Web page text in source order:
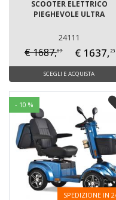
SCOOTER ELETTRICO
PIEGHEVOLE ULTRA
24111
€ 1687,87 € 1637,23
SCEGLI E ACQUISTA
- 10 %
SPEDIZIONE IN